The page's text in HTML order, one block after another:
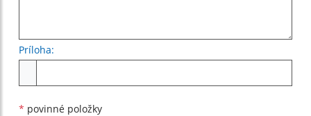
Príloha:
* povinné položky